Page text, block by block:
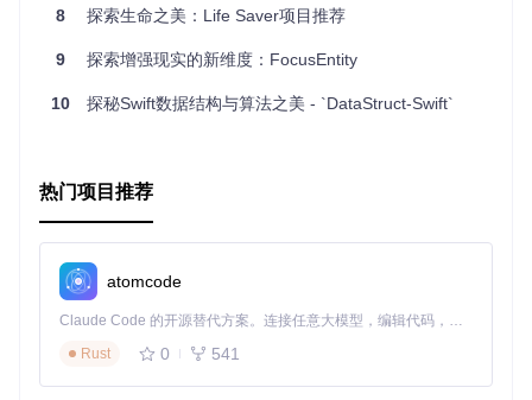
Github.swift具备以下几个显著特点：
纯Swift实现：完全基于Swift，充分利用其特性和优势。
良好的封装 ：各个部分接口清晰，易于理解和使用。
全面的功能覆盖：涵盖了GitHub的主要API，满足各种需
活跃的社区：贡献者不断，持续更新和完善。
结语
Github.swift 提供了一个强大且灵活的框架，让你可以在你的S
雅的方式来处理GitHub API，那么这个库无疑是一个值得尝试
的选择。无论是新手还是经验丰富的开发者，都可以从Github.
ub Swift之旅吧！
8 探索生命之美：Life Saver项目推荐
9 探索增强现实的新维度：FocusEntity
10 探秘Swift数据结构与算法之美 - `DataStruct-Swift`
热门项目推荐
atomcode
Claude Code 的开源替代方案。连接任意大模型，编辑代码，运行命令，自动验证 — 全自动执行。用 Rust 构建，极致性能。 ｜ An open-source alternative to Claude Code. Connect any LLM, edit code, run commands, and verify changes — autonomously. Built in Rust for speed. Get Started
Rust
0 541